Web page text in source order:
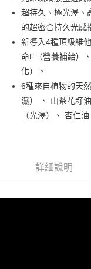
街口支付
悠遊付
運送方式
全家取貨付款
每筆NT$80，滿
超持久、極光澤、
的超密合持久光感
新導入4種頂級維
命F（營養補給）
化）。
6種來自植物的天
濕） 、 山茶花籽
（光澤）、 杏仁
詳細說明